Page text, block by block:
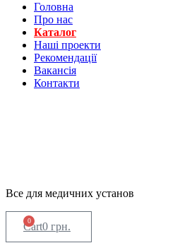
Головна
Про нас
Каталог
Нашi проекти
Рекомендації
Вакансiя
Контакти
Все для медичних установ
0 грн.
0
Cart